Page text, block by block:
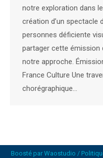
notre exploration dans
création d’un spectacle
personnes déficiente
partager cette
notre approche.
France Culture Une
chorégraphique…
Boosté par Waostudio /